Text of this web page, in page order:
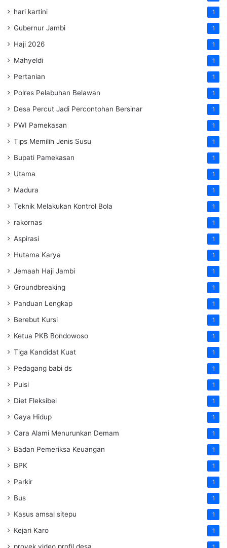
hari kartini 1
Gubernur Jambi 1
Haji 2026 1
Mahyeldi 1
Pertanian 1
Polres Pelabuhan Belawan 1
Desa Percut Jadi Percontohan Bersinar 1
PWI Pamekasan 1
Tips Memilih Jenis Susu 1
Bupati Pamekasan 1
Utama 1
Madura 1
Teknik Melakukan Kontrol Bola 1
rakornas 1
Aspirasi 1
Hutama Karya 1
Jemaah Haji Jambi 1
Groundbreaking 1
Panduan Lengkap 1
Berebut Kursi 1
Ketua PKB Bondowoso 1
Tiga Kandidat Kuat 1
Pedagang babi ds 1
Puisi 1
Diet Fleksibel 1
Gaya Hidup 1
Cara Alami Menurunkan Demam 1
Badan Pemeriksa Keuangan 1
BPK 1
Parkir 1
Bus 1
Kasus amsal sitepu 1
Kejari Karo 1